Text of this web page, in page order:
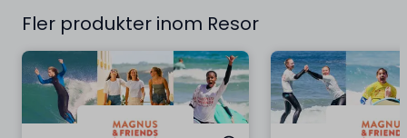
Fler produkter inom Resor